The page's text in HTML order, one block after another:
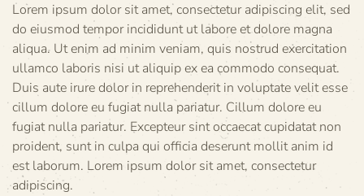
Lorem ipsum dolor sit amet, consectetur adipiscing elit, sed
do eiusmod tempor incididunt ut labore et dolore magna
aliqua. Ut enim ad minim veniam, quis nostrud exercitation
ullamco laboris nisi ut aliquip ex ea commodo consequat.
Duis aute irure dolor in reprehenderit in voluptate velit esse
cillum dolore eu fugiat nulla pariatur. Cillum dolore eu
fugiat nulla pariatur. Excepteur sint occaecat cupidatat non
proident, sunt in culpa qui officia deserunt mollit anim id
est laborum. Lorem ipsum dolor sit amet, consectetur
adipiscing.